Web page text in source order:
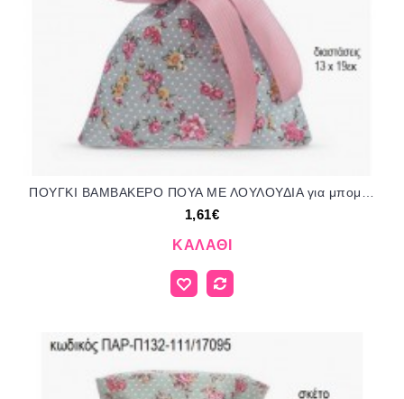
ΠΟΥΓΚΙ ΒΑΜΒΑΚΕΡΟ ΠΟΥΑ ΜΕ ΛΟΥΛΟΥΔΙΑ για μπομπονιέρες ΠΑΡ-Π132-98/17095 1.61€!!!
1,61€
ΚΑΛΆΘΙ